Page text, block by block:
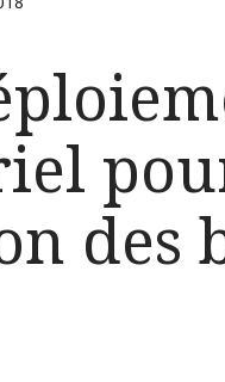
des